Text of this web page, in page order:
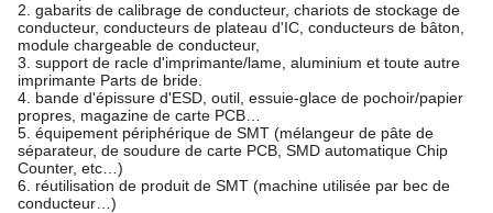
2. gabarits de calibrage de conducteur, chariots de stockage de
conducteur, conducteurs de plateau d'IC, conducteurs de bâton,
module chargeable de conducteur,
3. support de racle d'imprimante/lame, aluminium et toute autre
imprimante Parts de bride.
4. bande d'épissure d'ESD, outil, essuie-glace de pochoir/papier
propres, magazine de carte PCB…
5. équipement périphérique de SMT (mélangeur de pâte de
séparateur, de soudure de carte PCB, SMD automatique Chip
Counter, etc…)
6. réutilisation de produit de SMT (machine utilisée par bec de
conducteur…)